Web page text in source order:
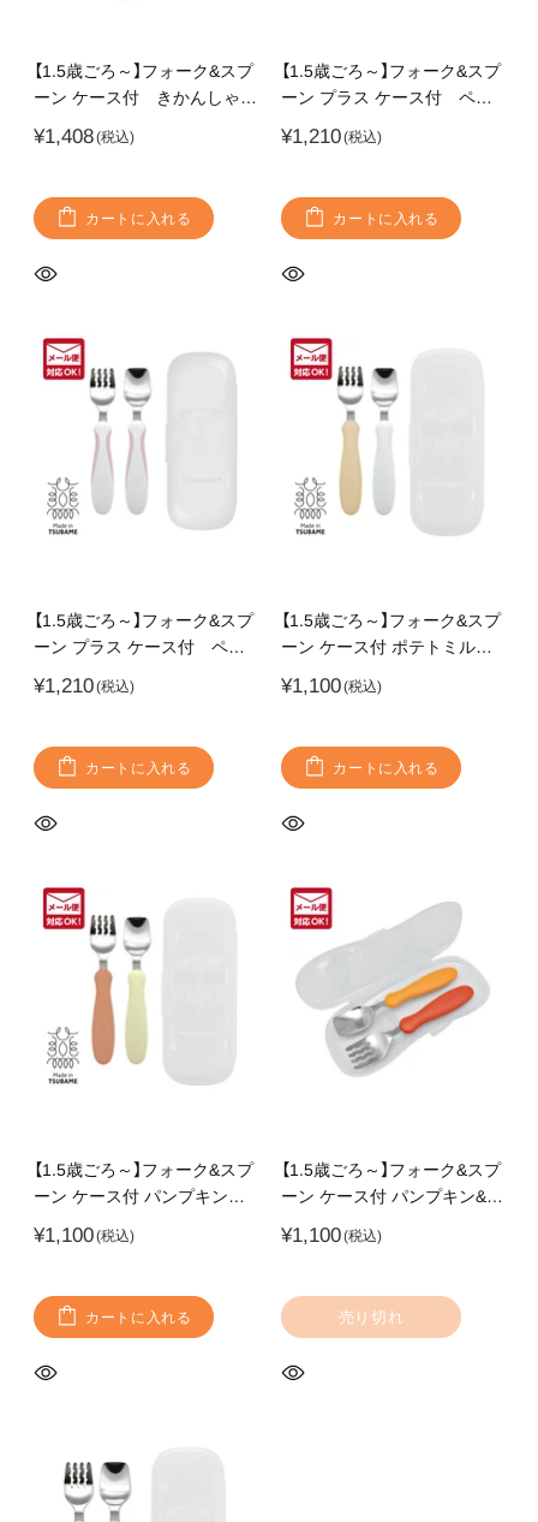
【1.5歳ごろ～】フォーク&スプ
ーン ケース付 きかんしゃト
ーマス マスコット付きのフ
ォーク&スプーン 持ち運び
¥1,408
カートに入れる
【1.5歳ごろ～】フォーク&スプ
ーン プラス ケース付 ペー
ルブルー ラバーグリップ付
きでどの持ち方にも対応
¥1,210
カートに入れる
【1.5歳ごろ～】フォーク&スプ
ーン プラス ケース付 ペー
ルピンク ラバーグリップ付
きでどの持ち方にも対応
¥1,210
カートに入れる
【1.5歳ごろ～】フォーク&スプ
ーン ケース付 ポテトミル
ク 柔らかく落ち着いたカラ
ーのフォーク&スプーン 燕
用 持ち運びに便利なケース
付き
¥1,100
カートに入れる
【1.5歳ごろ～】フォーク&スプ
ーン ケース付 パンプキンプ
リン 柔らかく落ち着いたカ
ラーのフォーク&スプーン
使用 持ち運びに便利なケー
ス付き
¥1,100
カートに入れる
【1.5歳ごろ～】フォーク&スプ
ーン ケース付 パンプキン&キ
ャロット 燕三条の高品質ス
テンレスを使用した安全なカ
ケース付き
¥1,100
売り切れ